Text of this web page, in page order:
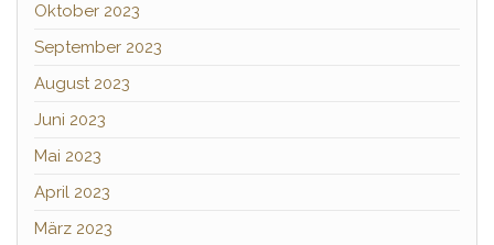
Oktober 2023
September 2023
August 2023
Juni 2023
Mai 2023
April 2023
März 2023